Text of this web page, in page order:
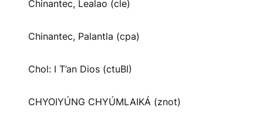
Chinantec, Lealao (cle)
Chinantec, Palantla (cpa)
Chol: I T’an Dios (ctuBI)
CHYOIYÚNG CHYÚMLAIKÁ (znot)